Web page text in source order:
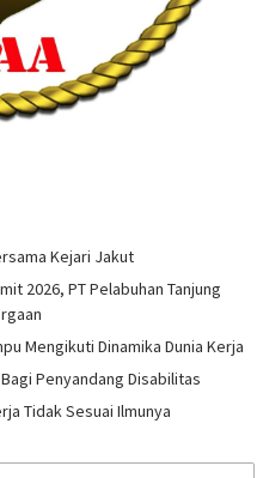
Kejari Jakut
2026, PT Pelabuhan Tanjung
Mengikuti Dinamika Dunia Kerja
Penyandang Disabilitas
Tidak Sesuai Ilmunya